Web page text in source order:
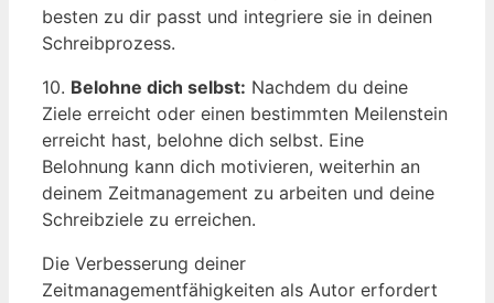
besten zu dir passt und integriere sie in deinen
Schreibprozess.
10. Belohne dich selbst: Nachdem du deine
Ziele erreicht oder einen bestimmten Meilenstein
erreicht hast, belohne dich selbst. Eine
Belohnung kann dich motivieren, weiterhin an
deinem Zeitmanagement zu arbeiten und deine
Schreibziele zu erreichen.
Die Verbesserung deiner
Zeitmanagementfähigkeiten als Autor erfordert